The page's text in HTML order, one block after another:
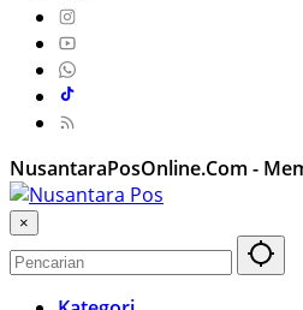
NusantaraPosOnline.Com -
×